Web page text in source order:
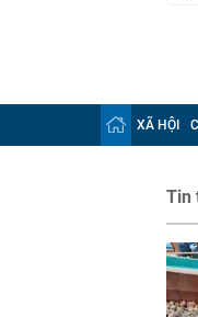
XÃ HỘI
Tin